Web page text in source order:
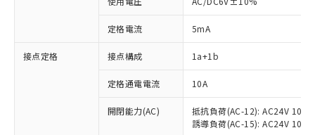
定格電流 5mA
接点定格 接点構成 1a+1b
定格通電電流 10A
開閉能力(AC)
抵抗負荷(AC-12): AC24V 10A/
誘導負荷(AC-15): AC24V
ご利用条件
ご利用ください。
非含有に対応した製品が提供可能な商品で
有に対応した製品に切り替える予定のある
対応予定なし：EU RoHS指令（10物質）の
非含有に非対応の商品で、対応品を出す予
定はありません。
調査・確認中：EU RoHS指令（10物質）の